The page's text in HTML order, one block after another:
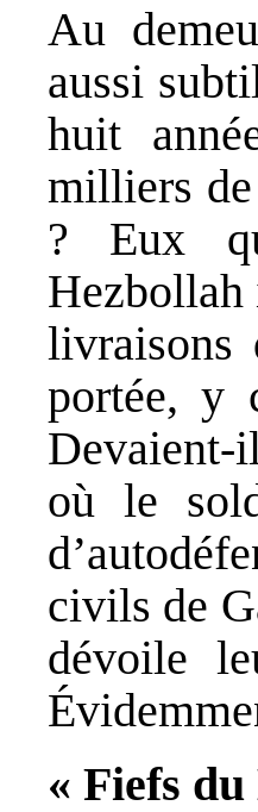
Au
aussi
huit
milliers de
? Eux
Hezbollah
livraisons
portée, y
Devaient-
où le
civils de
dévoile
« Fiefs